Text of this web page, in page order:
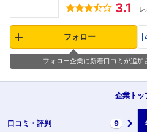
3.1 レ
フォロー
フォロー企業に新着口コミが追
企業 トッ
口コミ・ 評判 9